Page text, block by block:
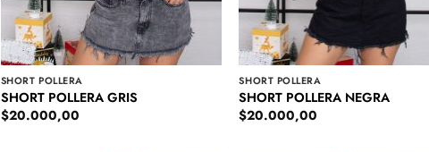
SHORT POLLERA
SHORT POLLERA GRIS
$20.000,00
SHORT POLLERA
SHORT POLLERA NEGRA
$20.000,00